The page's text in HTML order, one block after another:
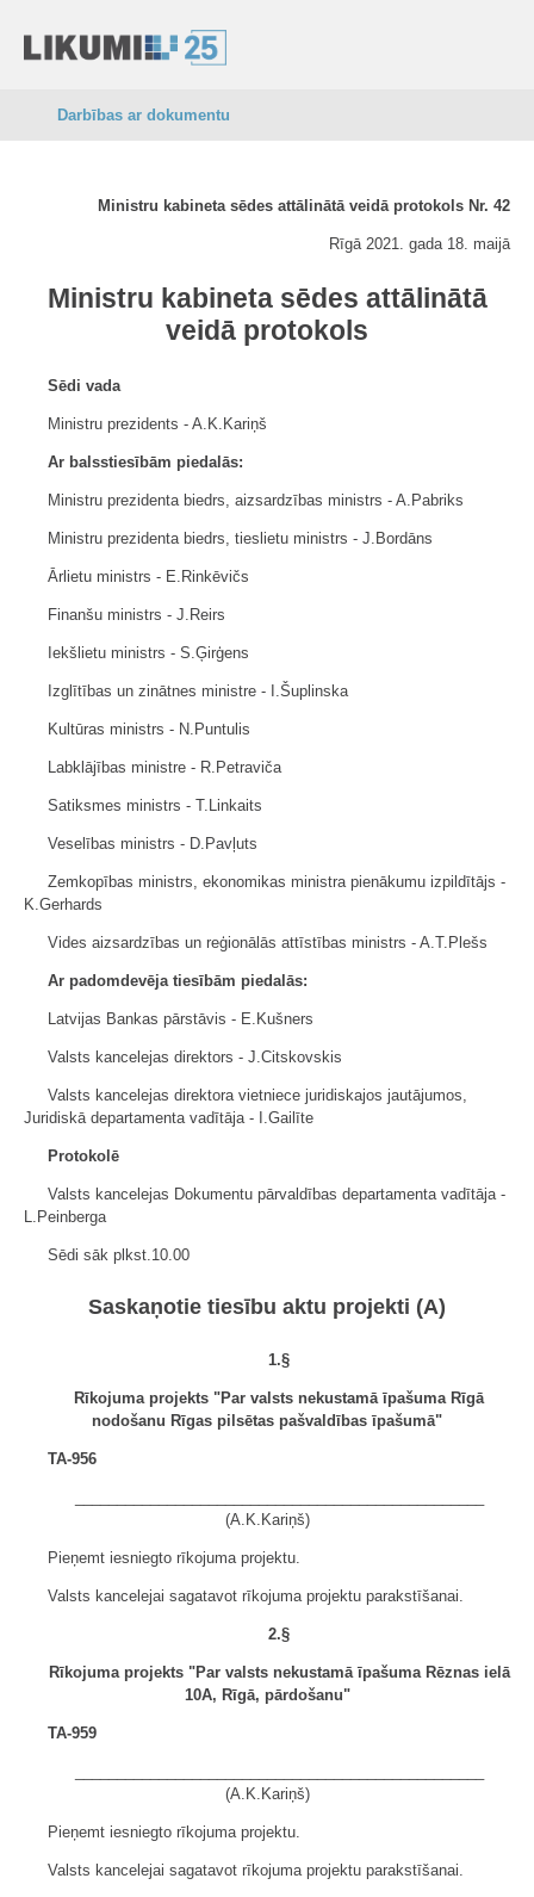
Darbības ar dokumentu
Ministru kabineta sēdes attālinātā veidā protokols Nr. 42
Rīgā 2021. gada 18. maijā
Ministru kabineta sēdes attālinātā
veidā protokols
Sēdi vada
Ministru prezidents - A.K.Kariņš
Ar balsstiesībām piedalās:
Ministru prezidenta biedrs, aizsardzības ministrs - A.Pabriks
Ministru prezidenta biedrs, tieslietu ministrs - J.Bordāns
Ārlietu ministrs - E.Rinkēvičs
Finanšu ministrs - J.Reirs
Iekšlietu ministrs - S.Ģirģens
Izglītības un zinātnes ministre - I.Šuplinska
Kultūras ministrs - N.Puntulis
Labklājības ministre - R.Petraviča
Satiksmes ministrs - T.Linkaits
Veselības ministrs - D.Pavļuts
Zemkopības ministrs, ekonomikas ministra pienākumu izpildītājs -
K.Gerhards
Vides aizsardzības un reģionālās attīstības ministrs - A.T.Plešs
Ar padomdevēja tiesībām piedalās:
Latvijas Bankas pārstāvis - E.Kušners
Valsts kancelejas direktors - J.Citskovskis
Valsts kancelejas direktora vietniece juridiskajos jautājumos,
Juridiskā departamenta vadītāja - I.Gailīte
Protokolē
Valsts kancelejas Dokumentu pārvaldības departamenta vadītāja -
L.Peinberga
Sēdi sāk plkst.10.00
Saskaņotie tiesību aktu projekti (A)
1.§
Rīkojuma projekts "Par valsts nekustamā īpašuma Rīgā
nodošanu Rīgas pilsētas pašvaldības īpašumā"
TA-956
(A.K.Kariņš)
Pieņemt iesniegto rīkojuma projektu.
Valsts kancelejai sagatavot rīkojuma projektu parakstīšanai.
2.§
Rīkojuma projekts "Par valsts nekustamā īpašuma Rēznas ielā
10A, Rīgā, pārdošanu"
TA-959
(A.K.Kariņš)
Pieņemt iesniegto rīkojuma projektu.
Valsts kancelejai sagatavot rīkojuma projektu parakstīšanai.